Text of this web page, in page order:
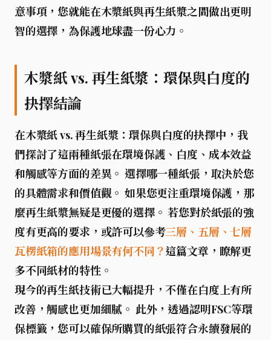
意事項，您就能在木漿紙與再生紙漿之間做出更明
智的選擇，為保護地球盡一份心力。
木漿紙 vs. 再生紙漿：環保與白度的
抉擇結論
在木漿紙 vs. 再生紙漿：環保與白度的抉擇中，我
們探討了這兩種紙張在環境保護、白度、成本效益
和觸感等方面的差異。 選擇哪一種紙張，取決於您
的具體需求和價值觀。 如果您更注重環境保護，那
麼再生紙漿無疑是更優的選擇。 若您對於紙張的強
度有更高的要求，或許可以參考三層、五層、七層
瓦楞紙箱的應用場景有何不同？這篇文章，瞭解更
多不同紙材的特性。
現今的再生紙技術已大幅提升，不僅在白度上有所
改善，觸感也更加細膩。 此外，透過認明FSC等環
保標籤，您可以確保所購買的紙張符合永續發展的